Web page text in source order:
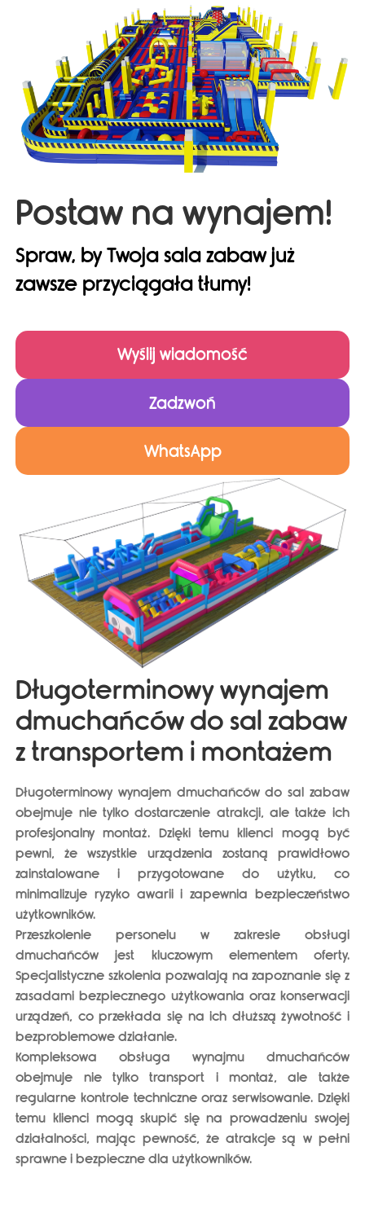
Postaw na wynajem!
Spraw, by Twoja sala zabaw już
zawsze przyciągała tłumy!
Wyślij wiadomość
Zadzwoń
WhatsApp
Długoterminowy wynajem
dmuchańców do sal zabaw
z transportem i montażem
Długoterminowy wynajem dmuchańców do sal zabaw
obejmuje nie tylko dostarczenie atrakcji, ale także ich
profesjonalny montaż. Dzięki temuklienci mogą być
pewni, że wszystkie urządzenia zostaną prawidłowo
zainstalowane i przygotowane do użytku, co
minimalizuje ryzyko awarii i zapewnia bezpieczeństwo
użytkowników.
Przeszkolenie personelu w zakresie obsługi
dmuchańców jest kluczowym elementem oferty.
Specjalistyczne szkolenia pozwalają na zapoznanie się z
zasadami bezpiecznego użytkowania oraz konserwacji
urządzeń, co przekłada się na ich dłuższą żywotność i
bezproblemowe działanie.
Kompleksowa obsługa wynajmu dmuchańców
obejmuje nie tylko transport i montaż, ale także
regularne kontrole techniczne oraz serwisowanie. Dzięki
temu klienci mogą skupić się na prowadzeniu swojej
działalności, mając pewność, że atrakcje są w pełni
sprawne i bezpieczne dla użytkowników.